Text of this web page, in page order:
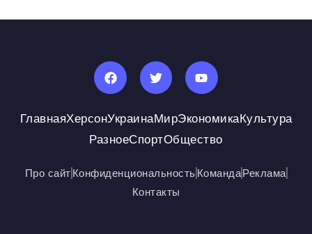
ГлавнаяХерсонУкраинаМирЭкономикаКультура
РазноеСпортОбщество
Про сайтКонфиденциональностьКомандаРеклама
Контакты